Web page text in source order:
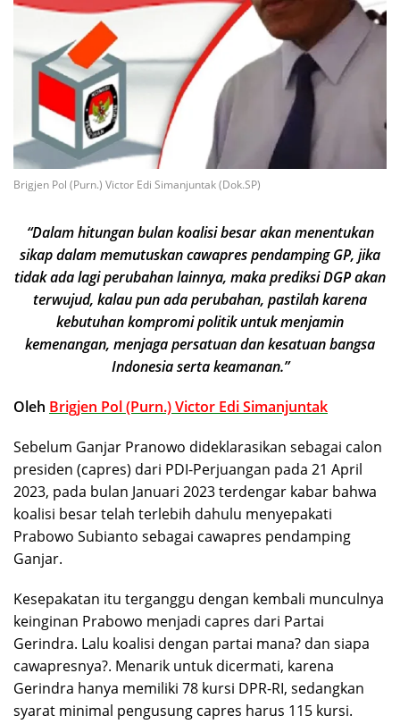
Brigjen Pol (Purn.) Victor Edi Simanjuntak (Dok.SP)
“Dalam hitungan bulan koalisi besar akan menentukan
sikap dalam memutuskan cawapres pendamping GP, jika
tidak ada lagi perubahan lainnya, maka prediksi DGP akan
terwujud, kalau pun ada perubahan, pastilah karena
kebutuhan kompromi politik untuk menjamin
kemenangan, menjaga persatuan dan kesatuan bangsa
Indonesia serta keamanan.”
Oleh Brigjen Pol (Purn.) Victor Edi Simanjuntak
Sebelum Ganjar Pranowo dideklarasikan sebagai calon
presiden (capres) dari PDI-Perjuangan pada 21 April
2023, pada bulan Januari 2023 terdengar kabar bahwa
koalisi besar telah terlebih dahulu menyepakati
Prabowo Subianto sebagai cawapres pendamping
Ganjar.
Kesepakatan itu terganggu dengan kembali munculnya
keinginan Prabowo menjadi capres dari Partai
Gerindra. Lalu koalisi dengan partai mana? dan siapa
cawapresnya?. Menarik untuk dicermati, karena
Gerindra hanya memiliki 78 kursi DPR-RI, sedangkan
syarat minimal pengusung capres harus 115 kursi.